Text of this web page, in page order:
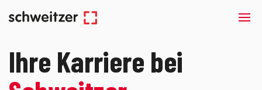
Ihre Karriere bei